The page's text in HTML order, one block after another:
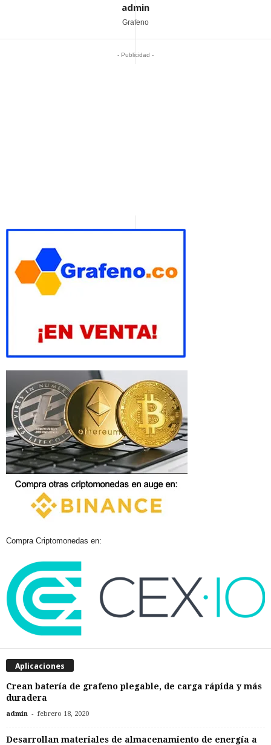
admin
Grafeno
- Publicidad -
Compra Criptomonedas en:
Aplicaciones
Crean batería de grafeno plegable, de carga rápida y más
duradera
admin - febrero 18, 2020
Desarrollan materiales de almacenamiento de energía a